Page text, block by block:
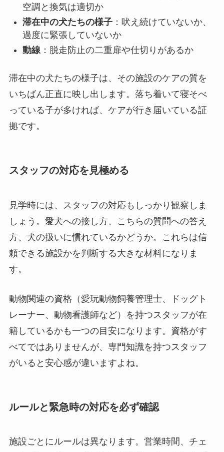
空調と換気は適切か
滞在中の犬たちの様子：吠え続けていないか、
過度に緊張していないか
動線：脱走防止の二重扉や仕切りがあるか
滞在中の犬たちの様子は、その施設のケアの質を
いちばん正直に映し出します。落ち着いて寝そべ
っている子が多ければ、ケアが行き届いている証
拠です。
スタッフの対応を見極める
見学時には、スタッフの対応もしっかり観察しま
しょう。愛犬への接し方、こちらの質問への答え
方、犬の扱いに慣れているかどうか。これらは信
頼できる施設かを判断する大きな材料になりま
す。
動物関連の資格（愛玩動物飼養管理士、ドッグト
レーナー、動物看護師など）を持つスタッフが在
籍しているかも一つの目安になります。資格がす
べてではありませんが、専門知識を持つスタッフ
がいると安心感が違いますよね。
ルールと緊急時の対応を必ず確認
施設ごとにルールは異なります。営業時間、チェ